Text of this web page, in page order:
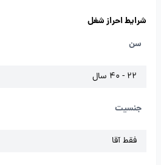
شرایط احراز شغل
سن
22 - 40 سال
جنسیت
فقط آقا